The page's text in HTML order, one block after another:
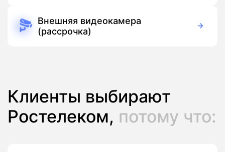
ПодпискаВнешняя видеокамера
(рассрочка)
Клиенты выбирают
Ростелеком, потому что: